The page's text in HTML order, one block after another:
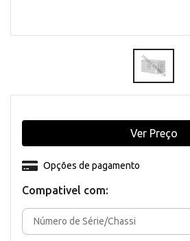
Compativel com:
Opções de pagamento
Ver Preço